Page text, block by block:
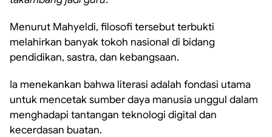
Menurut Mahyeldi, filosofi tersebut terbukti
melahirkan banyak tokoh nasional di bidang
pendidikan, sastra, dan kebangsaan.
Ia menekankan bahwa literasi adalah fondasi utama
untuk mencetak sumber daya manusia unggul dalam
menghadapi tantangan teknologi digital dan
kecerdasan buatan.